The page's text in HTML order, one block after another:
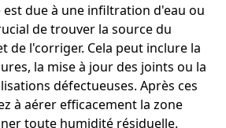
due à une infiltration d'eau ou
de trouver la source du
de l'corriger. Cela peut inclure la
la mise à jour des joints ou la
défectueuses. Après ces
à aérer efficacement la zone
toute humidité résiduelle.